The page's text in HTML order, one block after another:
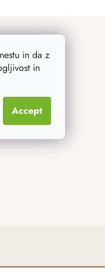
in da z
in
Accept